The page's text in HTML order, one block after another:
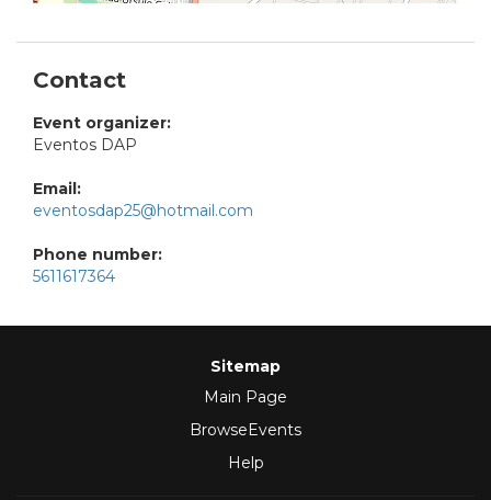
Contact
Event organizer:
Eventos DAP
Email:
eventosdap25@hotmail.com
Phone number:
5611617364
Sitemap
Main Page
BrowseEvents
Help